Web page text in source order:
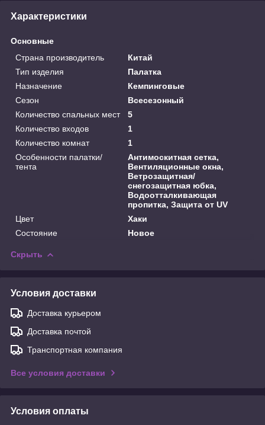
Характеристики
Основные
Страна производитель
Китай
Тип изделия
Палатка
Назначение
Кемпинговые
Сезон
Всесезонный
Количество спальных мест
5
Количество входов
1
Количество комнат
1
Особенности палатки/
тента
Антимоскитная сетка,
Вентиляционные окна,
Ветрозащитная/
снегозащитная юбка,
Водоотталкивающая
пропитка, Защита от UV
Цвет
Хаки
Состояние
Новое
Скрыть
Условия доставки
Доставка курьером
Доставка почтой
Транспортная компания
Все условия доставки
Условия оплаты